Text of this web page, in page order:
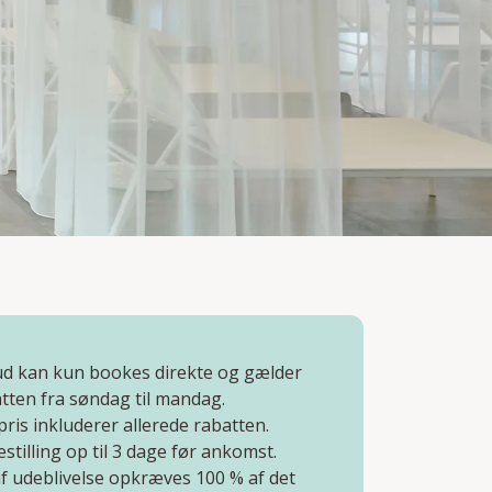
kan kun bookes direkte og gælder
fra søndag til mandag.
inkluderer allerede rabatten.
op til 3 dage før ankomst.
udeblivelse opkræves 100 % af det